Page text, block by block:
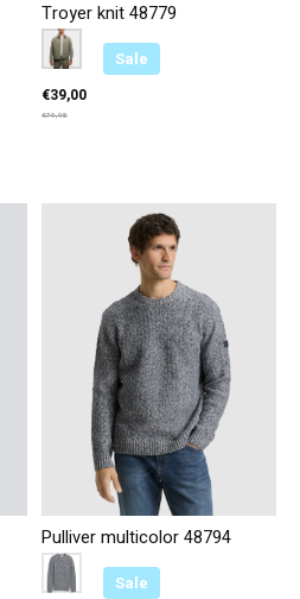
Sale
Troyer knit 48779
Color: — Donker Blauw 13160
Donker Blauw 13160
€39,00
€79,95
Sale
Pulliver multicolor 48794
Color: — Blauw 39280
Blauw 39280